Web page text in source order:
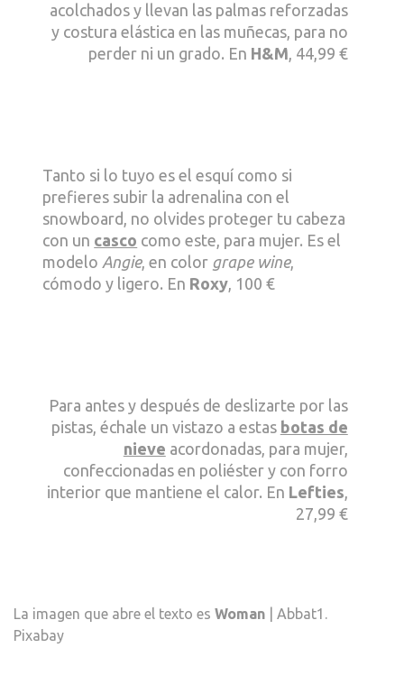
acolchados y llevan las palmas reforzadas
y costura elástica en las muñecas, para no
perder ni un grado. En H&M, 44,99 €
Tanto si lo tuyo es el esquí como si
prefieres subir la adrenalina con el
snowboard, no olvides proteger tu cabeza
con un casco como este, para mujer. Es el
modelo Angie, en color grape wine,
cómodo y ligero. En Roxy, 100 €
Para antes y después de deslizarte por las
pistas, échale un vistazo a estas botas de
nieve acordonadas, para mujer,
confeccionadas en poliéster y con forro
interior que mantiene el calor. En Lefties,
27,99 €
La imagen que abre el texto es Woman | Abbat1.
Pixabay